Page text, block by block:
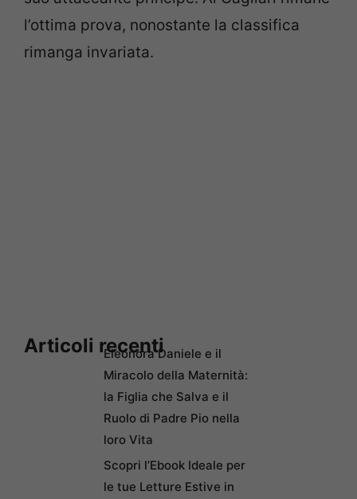
l’ottima prova, nonostante la classifica
rimanga invariata.
Articoli recentiEleonora Daniele e il
Miracolo della Maternità:
la Figlia che Salva e il
Ruolo di Padre Pio nella
loro Vita
Scopri l’Ebook Ideale per
le tue Letture Estive in